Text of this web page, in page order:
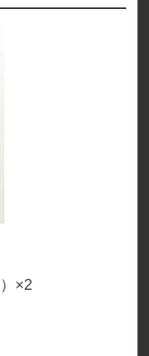
×2